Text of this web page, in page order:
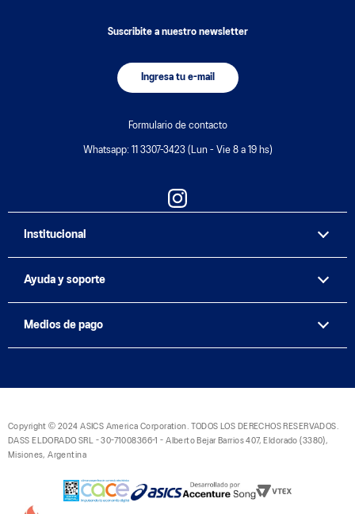
Suscribite a nuestro newsletter
Ingresa tu e-mail
Formulario de contacto
Whatsapp: 11 3307-3423 (Lun - Vie 8 a 19 hs)
Institucional
Ayuda y soporte
Medios de pago
Copyright © 2024 ASICS America Corporation. TODOS LOS DERECHOS RESERVADOS.
DASS ELDORADO SRL - 30-71008366-1 - Alberto Bejar Barrios 407, Eldorado (3380),
Misiones, Argentina